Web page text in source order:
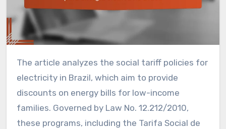
The article analyzes the social tariff policies for
electricity in Brazil, which aim to provide
discounts on energy bills for low-income
families. Governed by Law No. 12.212/2010,
these programs, including the Tarifa Social de